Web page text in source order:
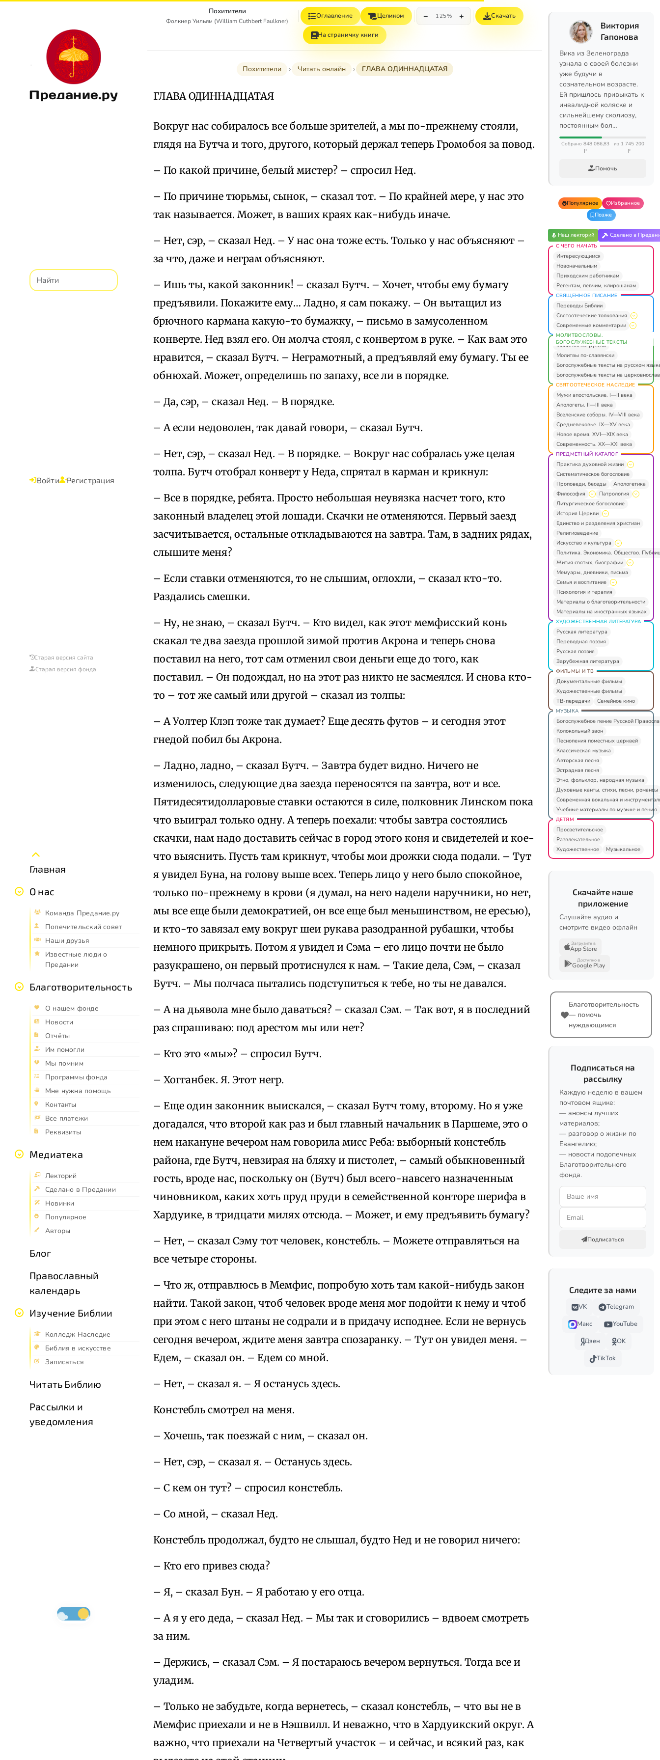
Предание.ру
Войти Регистрация
Старая версия сайта
Старая версия фонда
Главная
О нас
Команда Предание.ру
Попечительский совет
Наши друзья
Известные люди о
Предании
Благотворительность
О нашем фонде
Новости
Отчёты
Им помогли
Мы помним
Программы фонда
Мне нужна помощь
Контакты
Все платежи
Реквизиты
Медиатека
Лекторий
Сделано в Предании
Новинки
Популярное
Авторы
Блог
Православный
календарь
Изучение Библии
Колледж Наследие
Библия в искусстве
Записаться
Читать Библию
Рассылки и
уведомления
Похитители
Фолкнер Уильям (William Cuthbert Faulkner)
Оглавление Целиком − 125% + Скачать
На страничку книги
Похитители Читать онлайн ГЛАВА ОДИННАДЦАТАЯ
ГЛАВА ОДИННАДЦАТАЯ
Вокруг нас собиралось все больше зрителей, а мы по-прежнему стояли,
глядя на Бутча и того, другого, который держал теперь Громобоя за повод.
– По какой причине, белый мистер? – спросил Нед.
– По причине тюрьмы, сынок, – сказал тот. – По крайней мере, у нас это
так называется. Может, в ваших краях как-нибудь иначе.
– Нет, сэр, – сказал Нед. – У нас она тоже есть. Только у нас объясняют –
за что, даже и неграм объясняют.
– Ишь ты, какой законник! – сказал Бутч. – Хочет, чтобы ему бумагу
предъявили. Покажите ему… Ладно, я сам покажу. – Он вытащил из
брючного кармана какую-то бумажку, – письмо в замусоленном
конверте. Нед взял его. Он молча стоял, с конвертом в руке. – Как вам это
нравится, – сказал Бутч. – Неграмотный, а предъявляй ему бумагу. Ты ее
обнюхай. Может, определишь по запаху, все ли в порядке.
– Да, сэр, – сказал Нед. – В порядке.
– А если недоволен, так давай говори, – сказал Бутч.
– Нет, сэр, – сказал Нед. – В порядке. – Вокруг нас собралась уже целая
толпа. Бутч отобрал конверт у Неда, спрятал в карман и крикнул:
– Все в порядке, ребята. Просто небольшая неувязка насчет того, кто
законный владелец этой лошади. Скачки не отменяются. Первый заезд
засчитывается, остальные откладываются на завтра. Там, в задних рядах,
слышите меня?
– Если ставки отменяются, то не слышим, оглохли, – сказал кто-то.
Раздались смешки.
– Ну, не знаю, – сказал Бутч. – Кто видел, как этот мемфисский конь
скакал те два заезда прошлой зимой против Акрона и теперь снова
поставил на него, тот сам отменил свои деньги еще до того, как
поставил. – Он подождал, но на этот раз никто не засмеялся. И снова кто-
то – тот же самый или другой – сказал из толпы:
– А Уолтер Клэп тоже так думает? Еще десять футов – и сегодня этот
гнедой побил бы Акрона.
– Ладно, ладно, – сказал Бутч. – Завтра будет видно. Ничего не
изменилось, следующие два заезда переносятся па завтра, вот и все.
Пятидесятидолларовые ставки остаются в силе, полковник Линском пока
что выиграл только одну. А теперь поехали: чтобы завтра состоялись
скачки, нам надо доставить сейчас в город этого коня и свидетелей и кое-
что выяснить. Пусть там крикнут, чтобы мои дрожки сюда подали. – Тут
я увидел Буна, на голову выше всех. Теперь лицо у него было спокойное,
только по-прежнему в крови (я думал, на него надели наручники, но нет,
мы все еще были демократией, он все еще был меньшинством, не ересью),
и кто-то завязал ему вокруг шеи рукава разодранной рубашки, чтобы
немного прикрыть. Потом я увидел и Сэма – его лицо почти не было
разукрашено, он первый протиснулся к нам. – Такие дела, Сэм, – сказал
Бутч. – Мы полчаса пытались подступиться к тебе, но ты не давался.
– А на дьявола мне было даваться? – сказал Сэм. – Так вот, я в последний
раз спрашиваю: под арестом мы или нет?
– Кто это «мы»? – спросил Бутч.
– Хогганбек. Я. Этот негр.
– Еще один законник выискался, – сказал Бутч тому, второму. Но я уже
догадался, что второй как раз и был главный начальник в Паршеме, это о
нем накануне вечером нам говорила мисс Реба: выборный констебль
района, где Бутч, невзирая на бляху и пистолет, – самый обыкновенный
гость, вроде нас, поскольку он (Бутч) был всего-навсего назначенным
чиновником, каких хоть пруд пруди в семейственной конторе шерифа в
Хардуике, в тридцати милях отсюда. – Может, и ему предъявить бумагу?
– Нет, – сказал Сэму тот человек, констебль. – Можете отправляться на
все четыре стороны.
– Что ж, отправлюсь в Мемфис, попробую хоть там какой-нибудь закон
найти. Такой закон, чтоб человек вроде меня мог подойти к нему и чтоб
при этом с него штаны не содрали и в придачу исподнее. Если не вернусь
сегодня вечером, ждите меня завтра спозаранку. – Тут он увидел меня. –
Едем, – сказал он. – Едем со мной.
– Нет, – сказал я. – Я останусь здесь.
Констебль смотрел на меня.
– Хочешь, так поезжай с ним, – сказал он.
– Нет, сэр, – сказал я. – Останусь здесь.
– С кем он тут? – спросил констебль.
– Со мной, – сказал Нед.
Констебль продолжал, будто не слышал, будто Нед и не говорил ничего:
– Кто его привез сюда?
– Я, – сказал Бун. – Я работаю у его отца.
– А я у его деда, – сказал Нед. – Мы так и сговорились – вдвоем смотреть
за ним.
– Держись, – сказал Сэм. – Я постараюсь вечером вернуться. Тогда все и
уладим.
– Только не забудьте, когда вернетесь, – сказал констебль, – что вы не в
Мемфис приехали и не в Нэшвилл. И неважно, что в Хардуикский округ. А
важно, что приехали на Четвертый участок – и сейчас, и всякий раз, как
Виктория
Гапонова
Вика из Зеленограда
узнала о своей болезни
уже будучи в
сознательном возрасте.
Ей пришлось привыкать к
инвалидной коляске и
сильнейшему сколиозу,
постоянным бол…
Собрано 848 086,83
₽
из 1 745 200
₽
Помочь
Популярное
Избранное
Позже
Наш лекторий Сделано в
С ЧЕГО НАЧАТЬ
Интересующимся
Новоначальным
Приходским работникам
Регентам, певчим, клирошанам
СВЯЩЕННОЕ ПИСАНИЕ
Переводы Библии
Святоотеческие толкования
Современные комментарии
МОЛИТВОСЛОВЫ.
БОГОСЛУЖЕБНЫЕ ТЕКСТЫ
Молитвы по-русски
Молитвы по-славянски
Богослужебные тексты на русском
Богослужебные тексты на
СВЯТООТЕЧЕСКОЕ НАСЛЕДИЕ
Мужи апостольские. I—II века
Апологеты. II—III века
Вселенские соборы. IV—VIII века
Средневековье. IX—XV века
Новое время. XVI—XIX века
Современность. XX—XXI века
ПРЕДМЕТНЫЙ КАТАЛОГ
Практика духовной жизни
Систематическое богословие
Проповеди, беседы
Апологетика
Философия
Патрология
Литургическое богословие
История Церкви
Единство и разделения христиан
Религиоведение
Искусство и культура
Политика. Экономика. Общество.
Жития святых, биографии
Мемуары, дневники, письма
Семья и воспитание
Психология и терапия
Материалы о благотворительности
Материалы на иностранных языках
ХУДОЖЕСТВЕННАЯ ЛИТЕРАТУРА
Русская литература
Переводная поэзия
Русская поэзия
Зарубежная литература
ФИЛЬМЫ И ТВ
Документальные фильмы
Художественные фильмы
ТВ-передачи
Семейное кино
МУЗЫКА
Богослужебное пение Русской
Колокольный звон
Песнопения поместных церквей
Классическая музыка
Авторская песня
Эстрадная песня
Этно, фольклор, народная музыка
Духовные канты, стихи, песни, романсы
Современная вокальная и
Учебные материалы по музыке и пению
ДЕТЯМ
Просветительское
Развлекательное
Художественное
Музыкальное
Скачайте наше
приложение
Слушайте аудио и
смотрите видео офлайн
Загрузите в
App Store
Доступно в
Google Play
Благотворительность
— помочь
нуждающимся
Подписаться на
рассылку
Каждую неделю в вашем
почтовом ящике:
— анонсы лучших
материалов;
— разговор о жизни по
Евангелию;
— новости подопечных
Благотворительного
фонда.
Подписаться
Следите за нами
VK
Telegram
Макс
YouTube
Дзен
OK
TikTok